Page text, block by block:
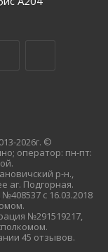
2026г. ©
оператор: пн-пт:
р-н.,
аг. Подгорная.
с 16.03.2018
№291519217,
45 отзывов.